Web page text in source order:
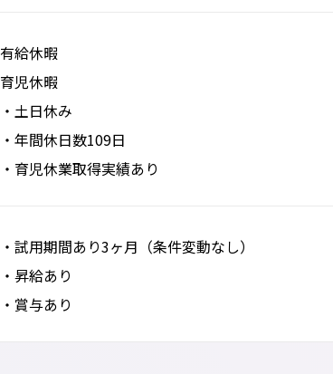
有給休暇
育児休暇
・土日休み
・年間休日数109日
・育児休業取得実績あり
・試用期間あり3ヶ月（条件変動なし）
・昇給あり
・賞与あり